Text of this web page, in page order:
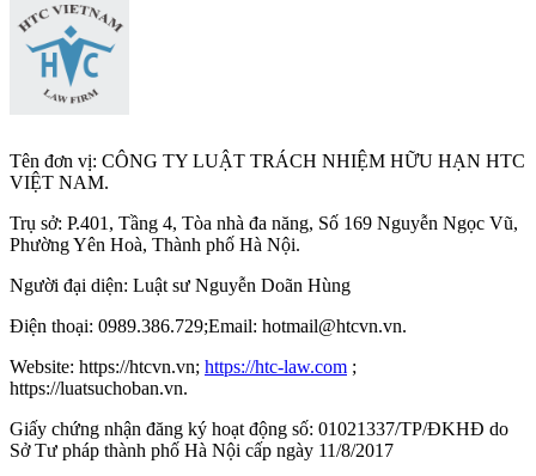
Tên đơn vị: CÔNG TY LUẬT TRÁCH NHIỆM HỮU HẠN HTC
VIỆT NAM.
Trụ sở: P.401, Tầng 4, Tòa nhà đa năng, Số 169 Nguyễn Ngọc Vũ,
Phường Yên Hoà, Thành phố Hà Nội.
Người đại diện: Luật sư Nguyễn Doãn Hùng
Điện thoại: 0989.386.729;Email: hotmail@htcvn.vn.
Website: https://htcvn.vn; https://htc-law.com ;
https://luatsuchoban.vn.
Giấy chứng nhận đăng ký hoạt động số: 01021337/TP/ĐKHĐ do
Sở Tư pháp thành phố Hà Nội cấp ngày 11/8/2017